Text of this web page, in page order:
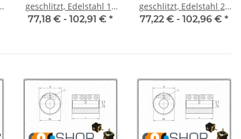
geschlitzt, Edelstahl 19
mm, je Stk.
77,18 € - 102,91 € *
geschlitzt, Edelstahl 20
mm, je Stk.
77,22 € - 102,96 € *